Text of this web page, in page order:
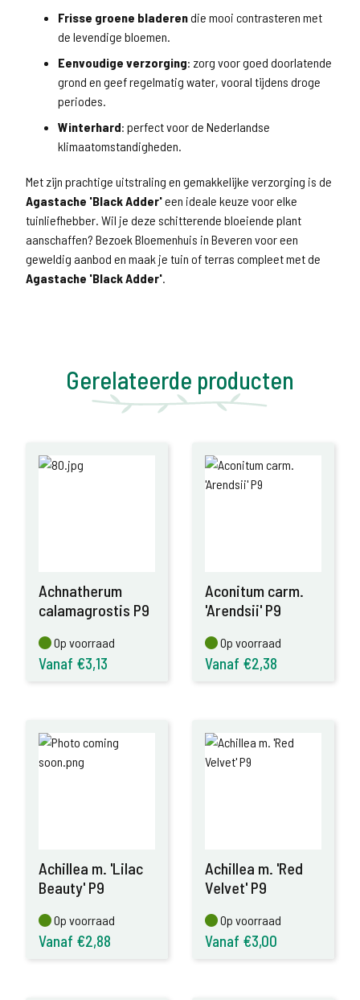
Frisse groene bladerendie mooi contrasteren met
de levendige bloemen.
Eenvoudige verzorging: zorg voor goed doorlatende
grond en geef regelmatig water, vooral tijdens droge
periodes.
Winterhard: perfect voor de Nederlandse
klimaatomstandigheden.
Met zijn prachtige uitstraling en gemakkelijke verzorging is de
Agastache 'Black Adder'een ideale keuze voor elke
tuinliefhebber. Wil je deze schitterende bloeiende plant
aanschaffen? Bezoek Bloemenhuis in Beveren voor een
geweldig aanbod en maak je tuin of terras compleet met de
Agastache 'Black Adder'.
Gerelateerde producten
Achnatherum
calamagrostis P9
Op voorraad
Op voorraad
Vanaf €3,13
Aconitum carm.
'Arendsii' P9
Op voorraad
Op voorraad
Vanaf €2,38
Achillea m. 'Lilac
Beauty' P9
Op voorraad
Op voorraad
Vanaf €2,88
Achillea m. 'Red
Velvet' P9
Op voorraad
Op voorraad
Vanaf €3,00